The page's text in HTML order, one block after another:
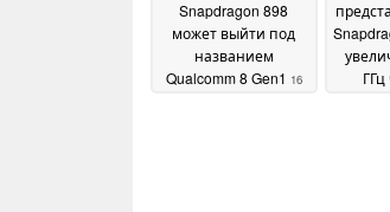
Snapdragon 898
может выйти под
названием
Qualcomm 8 Gen1 16